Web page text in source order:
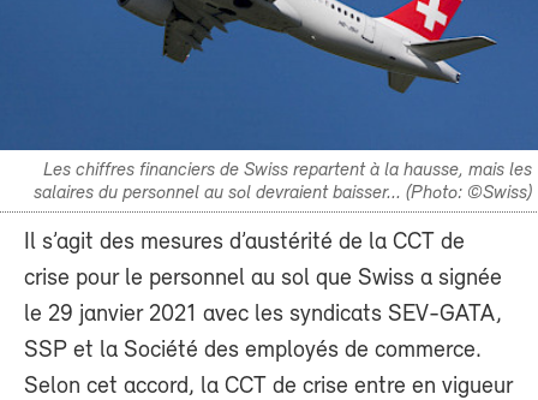
Les chiffres financiers de Swiss repartent à la hausse, mais les
salaires du personnel au sol devraient baisser... (Photo: ©Swiss)
Il s’agit des mesures d’austérité de la CCT de
crise pour le personnel au sol que Swiss a signée
le 29 janvier 2021 avec les syndicats SEV-GATA,
SSP et la Société des employés de commerce.
Selon cet accord, la CCT de crise entre en vigueur